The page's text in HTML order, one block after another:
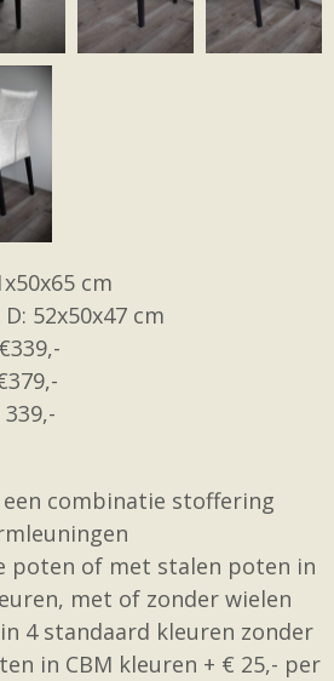
cm
52x50x47 cm
combinatie stoffering
poten of met stalen poten in
met of zonder wielen
4 standaard kleuren zonder
in CBM kleuren + € 25,- per